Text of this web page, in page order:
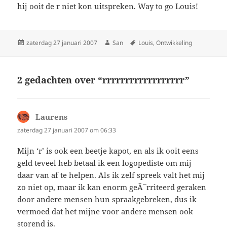
hij ooit de r niet kon uitspreken. Way to go Louis!
Geplaatst
zaterdag 27 januari 2007 Auteur
San Tags
Louis,Ontwikkeling
2 gedachten over “rrrrrrrrrrrrrrrrrr”
Laurens
zaterdag 27 januari 2007 om 06:33
Mijn ‘r’ is ook een beetje kapot, en als ik ooit eens
geld teveel heb betaal ik een logopediste om mij
daar van af te helpen. Als ik zelf spreek valt het mij
zo niet op, maar ik kan enorm geÃ¯rriteerd geraken
door andere mensen hun spraakgebreken, dus ik
vermoed dat het mijne voor andere mensen ook
storend is.